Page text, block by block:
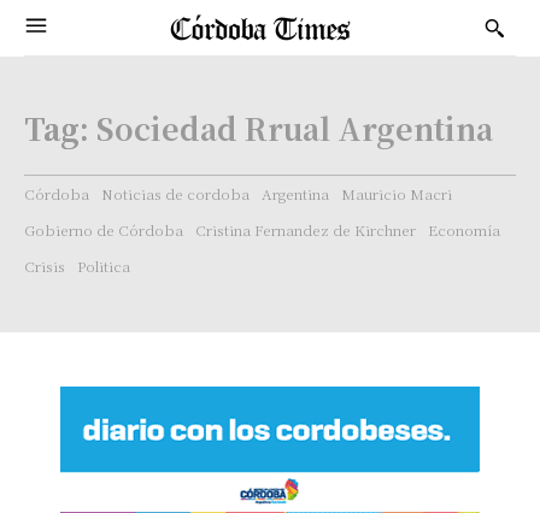
Tag: Sociedad Rrual Argentina
Córdoba Noticias de cordoba Argentina
Mauricio Macri
Gobierno de Córdoba
Cristina Fernandez de Kirchner
Economía
Crisis
Politica